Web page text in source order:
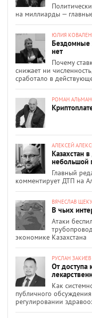
на миллиарды —
ЮЛИЯ
Бездомные
нет
Почему
снижает ни
сработало в
РОМАН
АЛЕКСЕЙ
Казахстан
небольшой
Главный
комментирует ДТП на
ВЯЧЕСЛАВ
В чьих
Атаки
экономике Казахстана
РУСЛАН ЗАКИЕВ
От
Как
публичного
регулировании